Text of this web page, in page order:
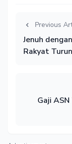
Previous
Jenuh
Rakyat
Gaji